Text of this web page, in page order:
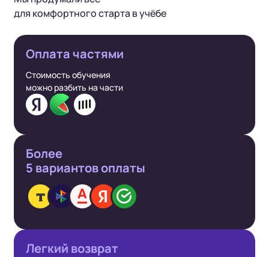
для комфортного старта в учёбе
Оплата частями
Стоимость обучения
можно разбить на части
Более
5 вариантовоплаты
Легкий возврат